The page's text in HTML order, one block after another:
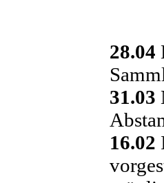
28.04
31.03
16.02